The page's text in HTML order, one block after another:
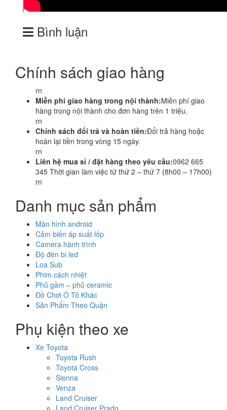
Bình luận
Chính sách giao hàng
rn
Miễn phí giao hàng trong nội thành:Miễn phí giao
hàng trong nội thành cho đơn hàng trên 1 triệu.
rn
Chính sách đổi trả và hoàn tiền:Đổi trả hàng hoặc
hoàn lại tiền trong vòng 15 ngày.
rn
Liên hệ mua sỉ / đặt hàng theo yêu cầu:0962 665
345 Thời gian làm việc từ thứ 2 – thứ 7 (8h00 – 17h00)
rn
Danh mục sản phẩm
Màn hình android
Cảm biến áp suất lốp
Camera hành trình
Độ đèn bi led
Loa Sub
Phim cách nhiệt
Phủ gầm – phủ ceramic
Đồ Chơi Ô Tô Khác
Sản Phẩm Theo Quận
Phụ kiện theo xe
Xe Toyota
Toyota Rush
Toyota Cross
Sienna
Venza
Land Cruiser